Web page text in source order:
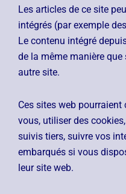
Les articles de ce site
intégrés (par exemple
Le contenu intégré
de la même manière
autre site.
Ces sites web
vous, utiliser des
suivis tiers, suivre vos
embarqués si vous
leur site web.